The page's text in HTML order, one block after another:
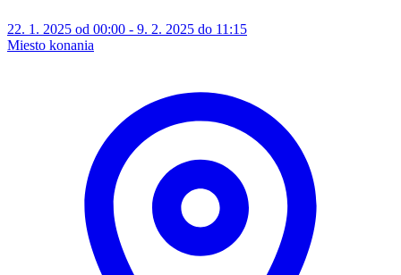
22. 1. 2025 od 00:00 - 9. 2. 2025 do 11:15
Miesto konania